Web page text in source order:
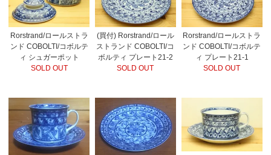
Rorstrand/ロールストラ
ンド COBOLTI/コボルテ
ィ シュガーポット
SOLD OUT
(買付) Rorstrand/ロール
ストランド COBOLTI/コ
ボルティ プレート21-2
SOLD OUT
Rorstrand/ロールストラ
ンド COBOLTI/コボルテ
ィ プレート21-1
SOLD OUT